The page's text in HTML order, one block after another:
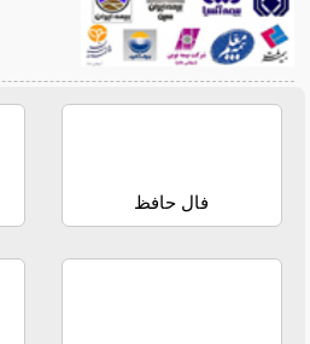
فال حافظ